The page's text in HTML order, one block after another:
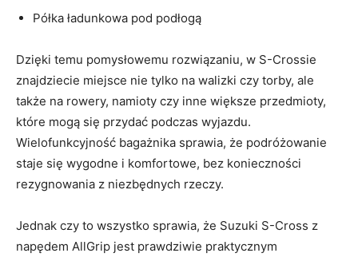
Półka ładunkowa pod podłogą
Dzięki temu ‍pomysłowemu rozwiązaniu, w S-Crossie
znajdziecie miejsce nie tylko na walizki czy torby, ale
także na rowery,​ namioty czy inne większe przedmioty, ​
które mogą się przydać podczas wyjazdu.
Wielofunkcyjność bagażnika sprawia, że podróżowanie
staje się wygodne i ⁤komfortowe, bez konieczności
rezygnowania z niezbędnych rzeczy.
Jednak czy to wszystko sprawia, że Suzuki‍ S-Cross z
napędem AllGrip jest prawdziwie praktycznym